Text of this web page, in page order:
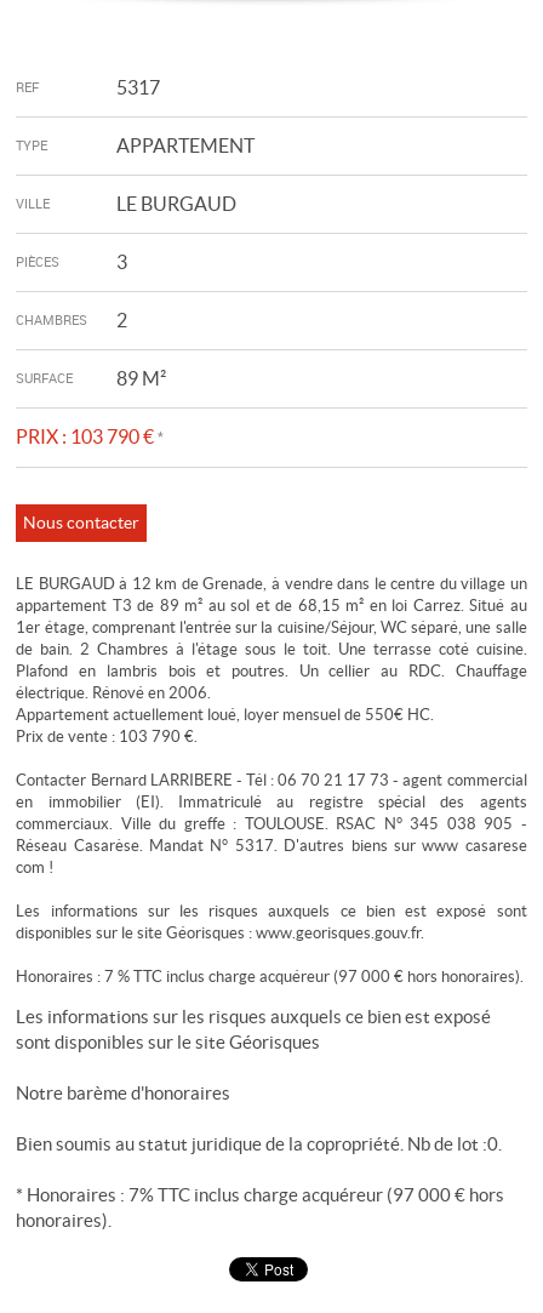
REF 5317
TYPE APPARTEMENT
VILLE LE BURGAUD
PIÈCES 3
CHAMBRES 2
SURFACE 89 M²
PRIX : 103 790 €*
Nous contacter
LE BURGAUD à 12 km de Grenade, à vendre dans le centre du village un
appartement T3 de 89 m² au sol et de 68,15 m² en loi Carrez. Situé au
1er étage, comprenant l'entrée sur la cuisine/Séjour, WC séparé, une salle
de bain. 2 Chambres à l'étage sous le toit. Une terrasse coté cuisine.
Plafond en lambris bois et poutres. Un cellier au RDC. Chauffage
électrique. Rénové en 2006.
Appartement actuellement loué, loyer mensuel de 550€ HC.
Prix de vente : 103 790 €.
Contacter Bernard LARRIBERE - Tél : 06 70 21 17 73 - agent commercial
en immobilier (EI). Immatriculé au registre spécial des agents
commerciaux. Ville du greffe : TOULOUSE. RSAC N° 345 038 905 -
Réseau Casarèse. Mandat N° 5317. D'autres biens sur www casarese
com !
Les informations sur les risques auxquels ce bien est exposé sont
disponibles sur le site Géorisques : www.georisques.gouv.fr.
Honoraires : 7 % TTC inclus charge acquéreur (97 000 € hors honoraires).
Les informations sur les risques auxquels ce bien est exposé
sont disponibles sur le siteGéorisques
Notre barème d'honoraires
Bien soumis au statut juridique de la copropriété. Nb de lot :0.
* Honoraires : 7% TTC inclus charge acquéreur (97 000 € hors
honoraires).